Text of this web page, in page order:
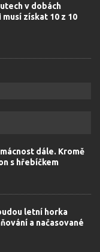
v dobách
získat 10 z 10
dále. Kromě
s hřebíčkem
letní horka
a načasované